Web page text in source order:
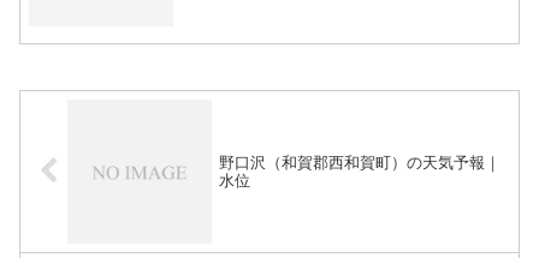
野口沢（和賀郡西和賀町）の天気予報｜
水位